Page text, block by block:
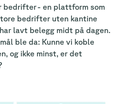
bedrifter - en plattform som
bedrifter uten kantine
lavt belegg midt på dagen.
ble da: Kunne vi koble
og ikke minst, er det